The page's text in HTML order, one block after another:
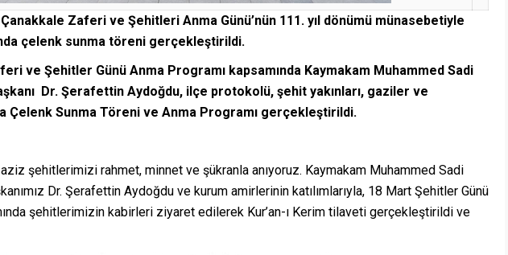
Zaferi ve Şehitleri Anma Günü’nün 111. yıl dönümü münasebetiyle
çelenk sunma töreni gerçekleştirildi.
ve Şehitler Günü Anma Programı kapsamında Kaymakam Muhammed Sadi
Dr. Şerafettin Aydoğdu, ilçe protokolü, şehit yakınları, gaziler ve
Çelenk Sunma Töreni ve Anma Programı gerçekleştirildi.
şehitlerimizi rahmet, minnet ve şükranla anıyoruz. Kaymakam Muhammed Sadi
Dr. Şerafettin Aydoğdu ve kurum amirlerinin katılımlarıyla, 18 Mart Şehitler Günü
şehitlerimizin kabirleri ziyaret edilerek Kur’an-ı Kerim tilaveti gerçekleştirildi ve